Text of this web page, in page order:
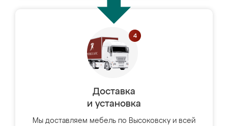
Доставка
и установка
Мы доставляем мебель по Высоковску и всей